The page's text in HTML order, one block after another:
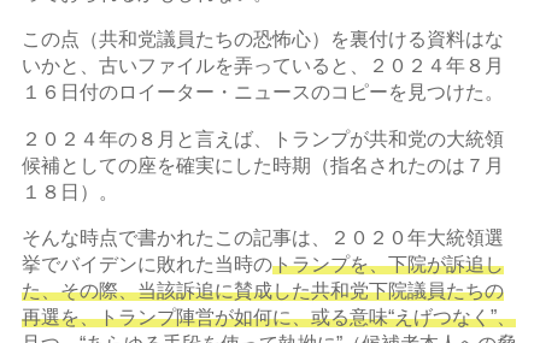
この点（共和党議員たちの恐怖心）を裏付ける資料はな
いかと、古いファイルを弄っていると、２０２４年８月
１６日付のロイーター・ニュースのコピーを見つけた。
２０２４年の８月と言えば、トランプが共和党の大統領
候補としての座を確実にした時期（指名されたのは７月
１８日）。
そんな時点で書かれたこの記事は、２０２０年大統領選
挙でバイデンに敗れた当時のトランプを、下院が訴追し
た、その際、当該訴追に賛成した共和党下院議員たちの
再選を、トランプ陣営が如何に、或る意味“えげつなく”、